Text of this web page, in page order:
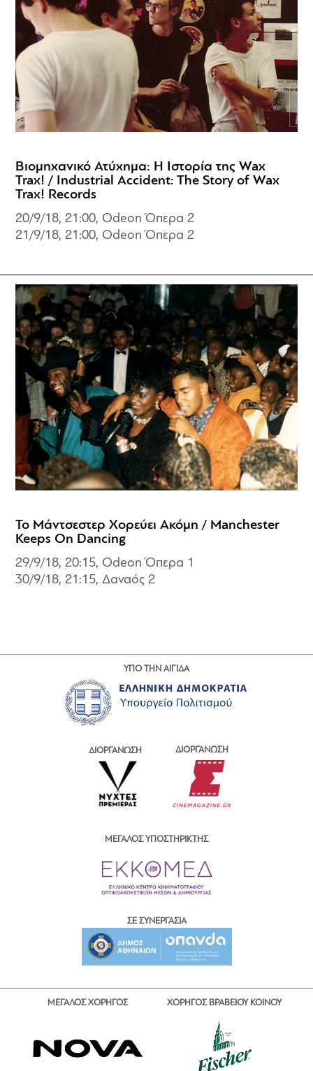
Βιομηχανικό Ατύχημα: Η Ιστορία της Wax
Trax! / Industrial Accident: The Story of Wax
Trax! Records
20/9/18, 21:00, Odeon Όπερα 2
21/9/18, 21:00, Odeon Όπερα 2
Το Μάντσεστερ Χορεύει Ακόμη / Manchester
Keeps On Dancing
29/9/18, 20:15, Odeon Όπερα 1
30/9/18, 21:15,Δαναός 2
ΥΠΟ ΤΗΝ ΑΙΓΙΔΑ
ΔΙΟΡΓΑΝΩΣΗ ΔΙΟΡΓΑΝΩΣΗ
ΜΕΓΑΛΟΣ ΥΠΟΣΤΗΡΙΚΤΗΣ
ΣΕ ΣΥΝΕΡΓΑΣΙΑ
ΜΕΓΑΛΟΣ ΧΟΡΗΓΟΣ ΧΟΡΗΓΟΣ ΒΡΑΒΕΙΟΥ ΚΟΙΝΟΥ